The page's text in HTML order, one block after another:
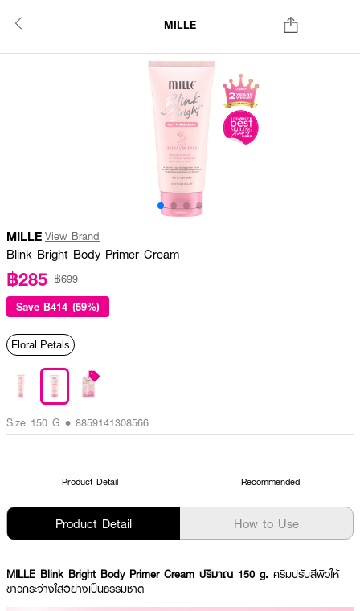
MILLE
MILLE View Brand
Blink Bright Body Primer Cream
฿285 ฿699
Save ฿414 (59%)
Floral Petals
Size 150 G • 8859141308566
Product Detail Recommended
Product Detail How to Use
MILLE Blink Bright Body Primer Cream ปริมาณ 150 g. ครีมปรับสีผิวให้
ขาวกระจ่างใสอย่างเป็นธรรมชาติ